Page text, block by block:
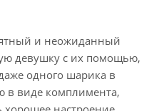
и неожиданный
девушку с их помощью,
одного шарика в
в виде комплимента,